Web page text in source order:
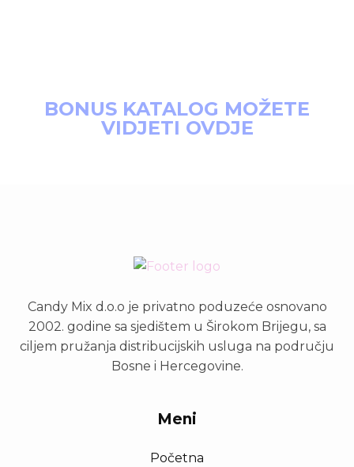
BONUS KATALOG MOŽETE
VIDJETI OVDJE
Candy Mix d.o.o je privatno poduzeće osnovano
2002. godine sa sjedištem u Širokom Brijegu, sa
ciljem pružanja distribucijskih usluga na području
Bosne i Hercegovine.
Meni
Početna